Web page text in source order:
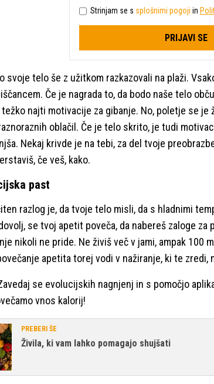
Strinjam se s splošnimi pogoji in
PRIJAVI SE
svoje telo še z užitkom razkazovali na plaži.
Če je nagrada to, da bodo naše telo
najti motivacije za gibanje. No, poletje se je
oblačil. Če je telo skrito, je tudi
Nekaj krivde je na tebi, za del tvoje
če veš, kako.
past
razlog je, da tvoje telo misli, da s hladnimi
se tvoj apetit poveča, da nabereš zaloge za
nikoli ne pride. Ne živiš več v jami, ampak 100
apetita torej vodi v nažiranje, ki te zredi,
se evolucijskih nagnjenj in s pomočjo
vnos kalorij!
PREBERI ŠE
Živila, ki vam lahko pomagajo shujšati